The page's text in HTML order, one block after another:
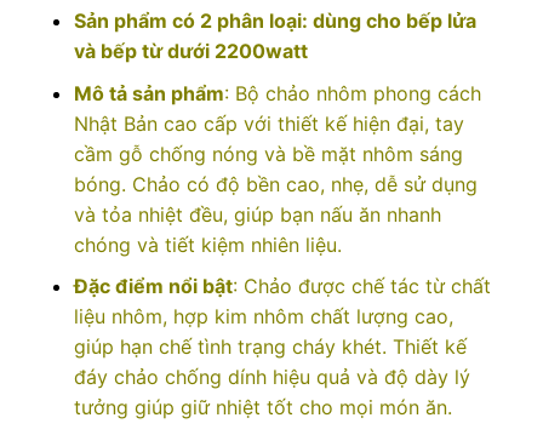
Sản phẩm có 2 phân loại: dùng cho bếp lửa
và bếp từ dưới 2200watt
Mô tả sản phẩm: Bộ chảo nhôm phong cách
Nhật Bản cao cấp với thiết kế hiện đại, tay
cầm gỗ chống nóng và bề mặt nhôm sáng
bóng. Chảo có độ bền cao, nhẹ, dễ sử dụng
và tỏa nhiệt đều, giúp bạn nấu ăn nhanh
chóng và tiết kiệm nhiên liệu.
Đặc điểm nổi bật: Chảo được chế tác từ chất
liệu nhôm, hợp kim nhôm chất lượng cao,
giúp hạn chế tình trạng cháy khét. Thiết kế
đáy chảo chống dính hiệu quả và độ dày lý
tưởng giúp giữ nhiệt tốt cho mọi món ăn.